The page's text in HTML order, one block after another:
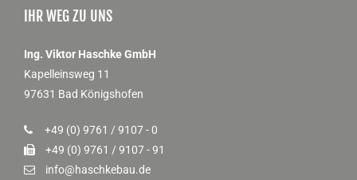
IHR WEG ZU UNS
Ing. Viktor Haschke GmbH
Kapelleinsweg 11
97631 Bad Königshofen
+49 (0) 9761 / 9107 - 0
+49 (0) 9761 / 9107 - 91
info@haschkebau.de